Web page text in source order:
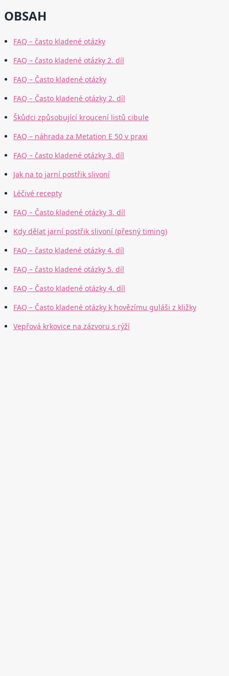
OBSAH
FAQ – často kladené otázky
FAQ – často kladené otázky 2. díl
FAQ – Často kladené otázky
FAQ – Často kladené otázky 2. díl
Škůdci způsobující kroucení listů cibule
FAQ – náhrada za Metation E 50 v praxi
FAQ – často kladené otázky 3. díl
Jak na to jarní postřik slivoní
Léčivé recepty
FAQ – Často kladené otázky 3. díl
Kdy dělat jarní postřik slivoní (přesný timing)
FAQ – často kladené otázky 4. díl
FAQ – často kladené otázky 5. díl
FAQ – Často kladené otázky 4. díl
FAQ – Často kladené otázky k hovězímu guláši z kližky
Vepřová krkovice na zázvoru s rýží